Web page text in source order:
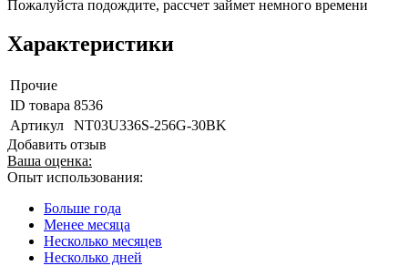
Пожалуйста подождите, рассчет займет немного времени
Характеристики
Прочие
ID товара 8536
Артикул
NT03U336S-256G-30BK
Добавить отзыв
Ваша оценка:
Опыт использования:
Больше года
Менее месяца
Несколько месяцев
Несколько дней